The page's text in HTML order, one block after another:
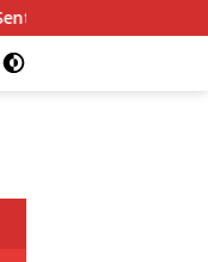
Saat Satgas Ops